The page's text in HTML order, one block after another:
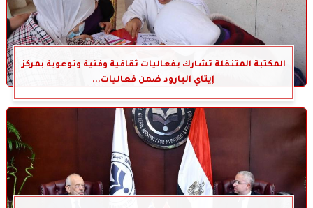
المكتبة المتنقلة تشارك بفعاليات ثقافية وفنية وتوعوية بمركز
إيتاي البارود ضمن فعاليات...